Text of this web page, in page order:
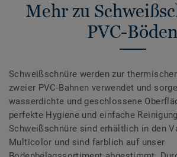
Mehr zu
PVC-Böden
Schweißschnüre werden zur
zweier PVC-Bahnen verwendet und
wasserdichte und geschlossene
perfekte Hygiene und einfache
Schweißschnüre sind erhältlich in den
Multicolor und sind farblich auf unser